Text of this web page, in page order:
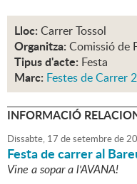
Lloc: Carrer Tossol
Organitza: Comissió de
Tipus d'acte: Festa
Marc: Festes de Carrer
INFORMACIÓ
Dissabte, 17 desetembrede
Festa de carrer al
Vine a sopar a l'AVANA!